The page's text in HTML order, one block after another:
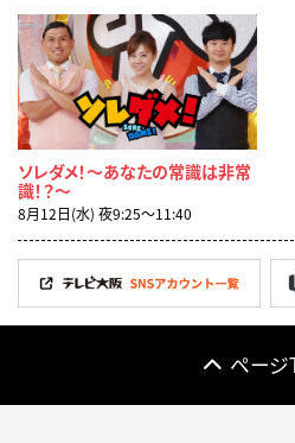
ソレダメ！～あなたの常識は非常
識！？～
8月12日(水) 夜9:25〜11:40
ページ